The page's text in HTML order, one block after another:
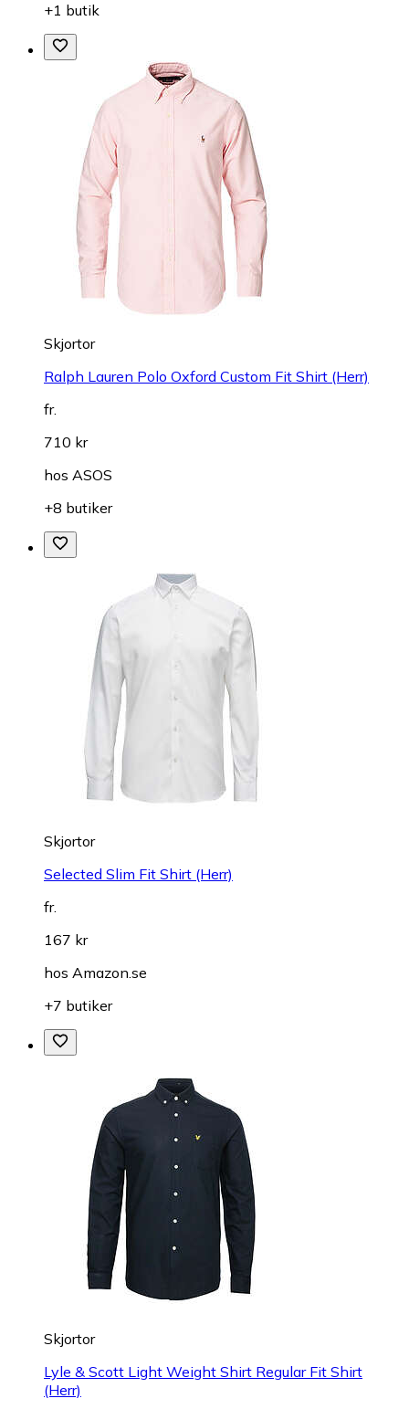
+1 butik
Skjortor
Ralph Lauren Polo Oxford Custom Fit Shirt (Herr)
fr.
710 kr
hos ASOS
+8 butiker
Skjortor
Selected Slim Fit Shirt (Herr)
fr.
167 kr
hos Amazon.se
+7 butiker
Skjortor
Lyle & Scott Light Weight Shirt Regular Fit Shirt
(Herr)